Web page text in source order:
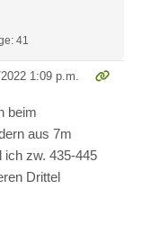
41
1:09 p.m.
beim
aus 7m
zw. 435-445
Drittel